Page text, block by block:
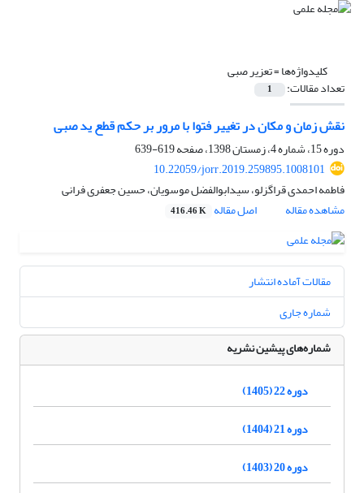
کلیدواژه‌ها =تعزیر صبی
تعداد مقالات: 1
نقش زمان و مکان در تغییر فتوا با مرور بر حکم قطع ید صبی
دوره 15، شماره 4، زمستان 1398، صفحه
619-639
10.22059/jorr.2019.259895.1008101
فاطمه احمدی قراگزلو، سیدابوالفضل موسویان، حسین جعفری فرانی
مشاهده مقاله
اصل مقاله 416.46 K
مقالات آماده انتشار
شماره جاری
شماره‌های پیشین نشریه
دوره 22 (1405)
دوره 21 (1404)
دوره 20 (1403)